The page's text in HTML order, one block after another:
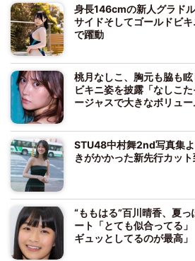
身長146cmの新人グラド
サイドそしてゴールドビ
で躍動
桃月なしこ、胸元も脇も
ビキニ姿を披露「なしこ
ージャスで大きなボリュー
STU48中村舞2nd写真集
きがかかった新先行カッ
“ももはる”百川晴香、夏
ート「とても似合ってる
ギュッとしてるのが最高」